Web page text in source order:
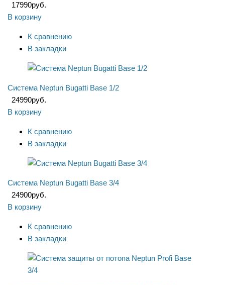
17990руб.
В корзину
К сравнению
В закладки
Система Neptun Bugatti Base 1/2
24990руб.
В корзину
К сравнению
В закладки
Система Neptun Bugatti Base 3/4
24900руб.
В корзину
К сравнению
В закладки